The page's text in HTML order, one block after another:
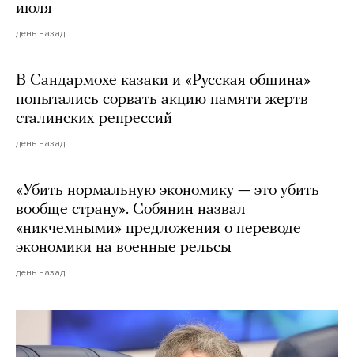
июля
день назад
В Сандармохе казаки и «Русская община»
попытались сорвать акцию памяти жертв
сталинских репрессий
день назад
«Убить нормальную экономику — это убить
вообще страну». Собянин назвал
«никчемными» предложения о переводе
экономики на военные рельсы
день назад